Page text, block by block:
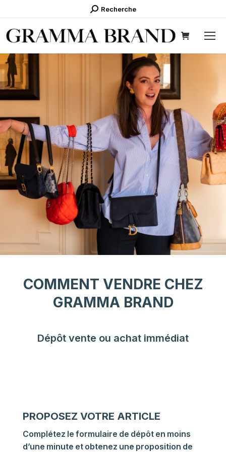
Recherche
Recherche
COMMENT VENDRE CHEZ
GRAMMA BRAND
Dépôt vente ou achat immédiat
PROPOSEZ VOTRE ARTICLE
Complétez le formulaire de dépôt en moins
d’une minute et obtenez une proposition de